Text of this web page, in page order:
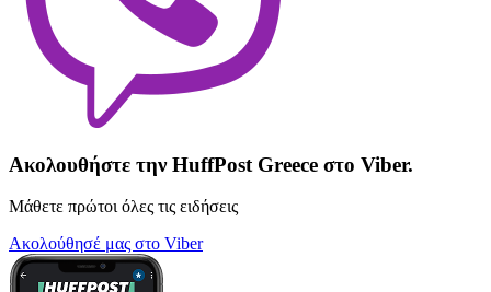
Ακολουθήστε την HuffPost Greece στο Viber.
Μάθετε πρώτοι όλες τις ειδήσεις
Ακολούθησέ μας στο Viber